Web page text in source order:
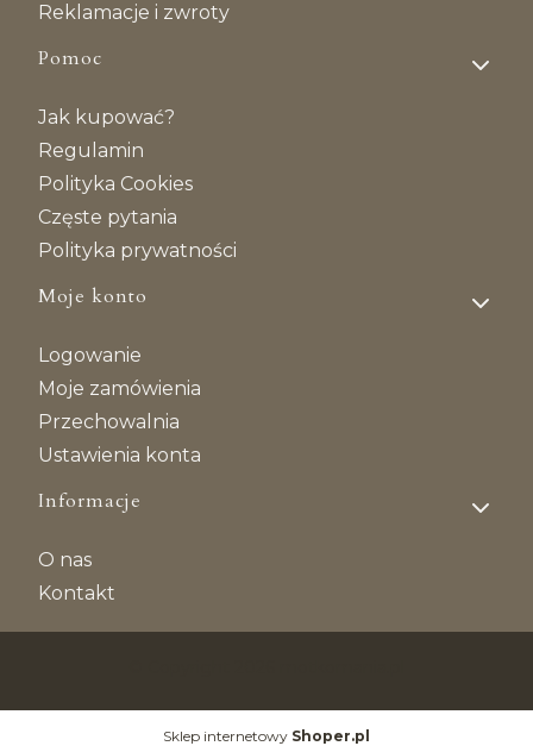
Reklamacje i zwroty
Pomoc
Jak kupować?
Regulamin
Polityka Cookies
Częste pytania
Polityka prywatności
Moje konto
Logowanie
Moje zamówienia
Przechowalnia
Ustawienia konta
Informacje
O nas
Kontakt
Sklep internetowy Shoper.pl